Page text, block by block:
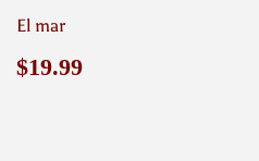
El mar
Precio
$19.99